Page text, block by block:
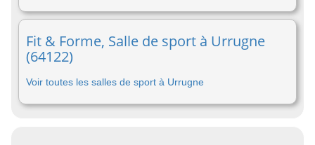
Fit & Forme, Salle de sport à Urrugne
(64122)
Voir toutes les salles de sport à Urrugne